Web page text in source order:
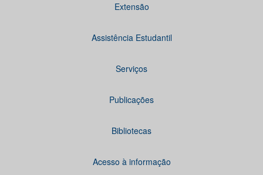
Extensão
Assistência Estudantil
Serviços
Publicações
Bibliotecas
Acesso à informação